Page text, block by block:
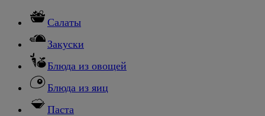
Салаты
Закуски
Блюда из овощей
Блюда из яиц
Паста